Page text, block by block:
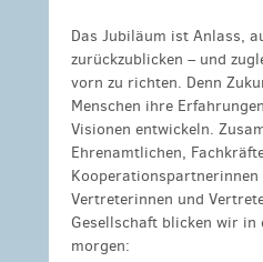
Das Jubiläum ist Anlass,
zurückzublicken – und
vorn zu richten. Denn
Menschen ihre
Visionen entwickeln.
Ehrenamtlichen,
Vertreterinnen und
Gesellschaft blicken wir in
morgen: